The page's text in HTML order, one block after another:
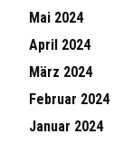
Mai 2024
April 2024
März 2024
Februar 2024
Januar 2024